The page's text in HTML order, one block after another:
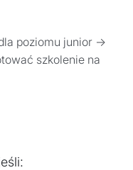
poziomu junior →
szkolenie na